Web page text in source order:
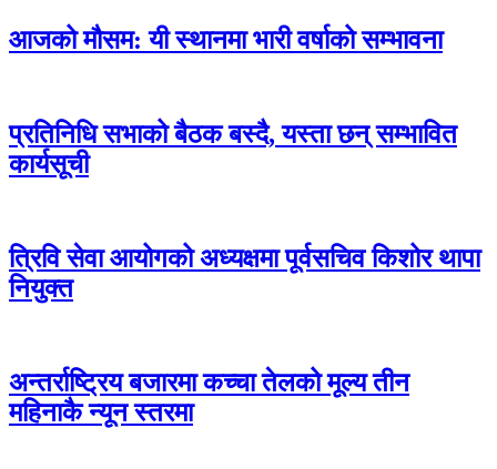
आजको मौसम: यी स्थानमा भारी वर्षाको सम्भावना
प्रतिनिधि सभाको बैठक बस्दै, यस्ता छन् सम्भावित
कार्यसूची
त्रिवि सेवा आयोगको अध्यक्षमा पूर्वसचिव किशोर थापा
नियुक्त
अन्तर्राष्ट्रिय बजारमा कच्चा तेलको मूल्य तीन
महिनाकै न्यून स्तरमा